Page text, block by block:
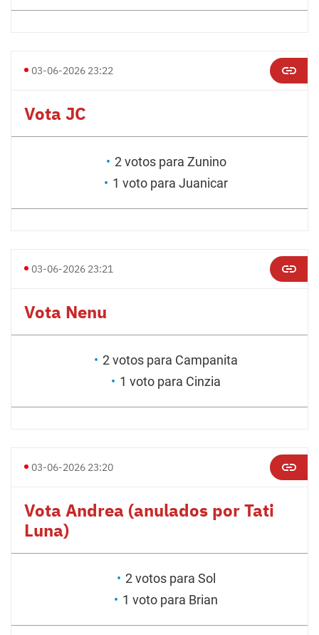
03-06-2026 23:22
Vota JC
2 votos para Zunino
1 voto para Juanicar
03-06-2026 23:21
Vota Nenu
2 votos para Campanita
1 voto para Cinzia
03-06-2026 23:20
Vota Andrea (anulados por Tati
Luna)
2 votos para Sol
1 voto para Brian